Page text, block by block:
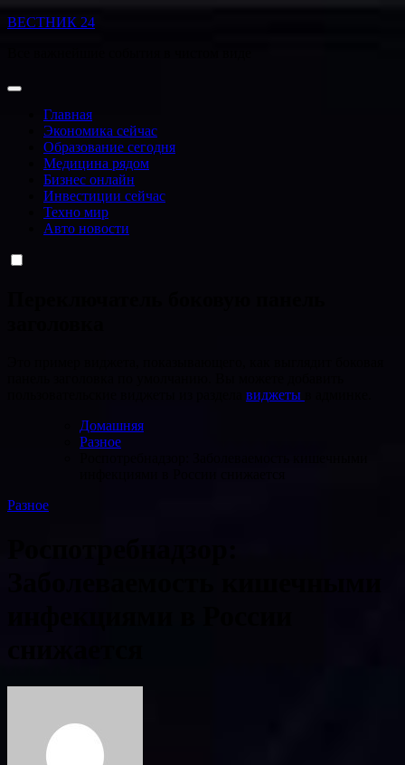
Перейти
ВЕСТНИК 24
Главная
Экономика сейчас
Образование сегодня
Медицина рядом
Бизнес онлайн
Инвестиции сейчас
Техно мир
Авто новости
виджеты
Домашняя
Разное
Разное